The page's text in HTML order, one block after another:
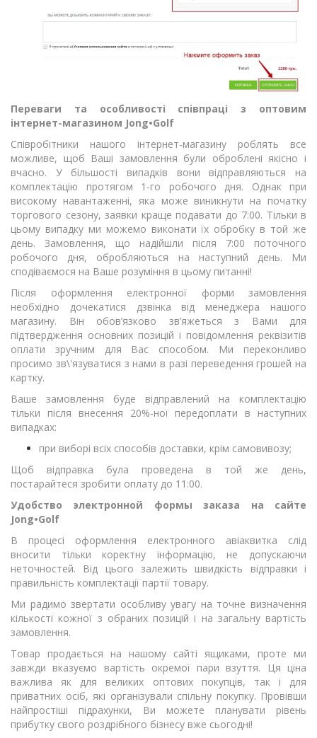
Переваги та особливості співпраці з оптовим
інтернет-магазином Jong•Golf
Співробітники нашого інтернет-магазину роблять все
можливе, щоб Ваші замовлення були оброблені якісно і
вчасно. У більшості випадків вони відправляються на
комплектацію протягом 1-го робочого дня. Однак при
високому навантаженні, яка може виникнути на початку
торгового сезону, заявки краще подавати до 7:00. Тільки в
цьому випадку ми можемо виконати їх обробку в той же
день. Замовлення, що надійшли після 7:00 поточного
робочого дня, обробляються на наступний день. Ми
сподіваємося на Ваше розуміння в цьому питанні!
Після оформлення електронної форми замовлення
необхідно дочекатися дзвінка від менеджера нашого
магазину. Він обов’язково зв’яжеться з Вами для
підтвердження основних позицій і повідомлення реквізитів
оплати зручним для Вас способом. Ми переконливо
просимо зв\'язуватися з нами в разі переведення грошей на
картку.
Ваше замовлення буде відправлений на комплектацію
тільки після внесення 20%-ної передоплати в наступних
випадках:
при виборі всіх способів доставки, крім самовивозу;
Щоб відправка була проведена в той же день,
постарайтеся зробити оплату до 11:00.
Удобство электронной формы заказа на сайте
Jong•Golf
В процесі оформлення електронного авіаквитка слід
вносити тільки коректну інформацію, не допускаючи
неточностей. Від цього залежить швидкість відправки і
правильність комплектації партії товару.
Ми радимо звертати особливу увагу на точне визначення
кількості кожної з обраних позицій і на загальну вартість
замовлення.
Товар продається на нашому сайті ящиками, проте ми
завжди вказуємо вартість окремої пари взуття. Ця ціна
важлива як для великих оптових покупців, так і для
приватних осіб, які організували спільну покупку. Провівши
найпростіші підрахунки, Ви можете планувати рівень
прибутку свого роздрібного бізнесу вже сьогодні!